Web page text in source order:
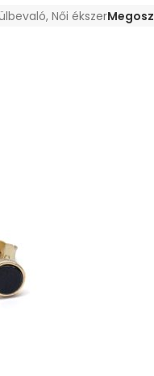
, Női ékszer